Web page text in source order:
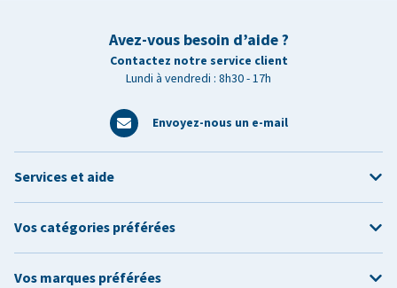
Avez-vous besoin d’aide ?
Contactez notre service client
Lundi à vendredi : 8h30 - 17h
Envoyez-nous un e-mail
Services et aide
Vos catégories préférées
Vos marques préférées